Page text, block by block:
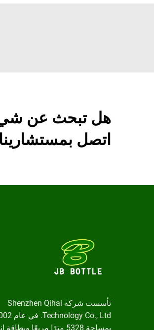
هل تبحث عن
اتصل
تأسست شركة Shenzhen Qihai
بمساحة 5328 مترًا مربعًا وبطاقة